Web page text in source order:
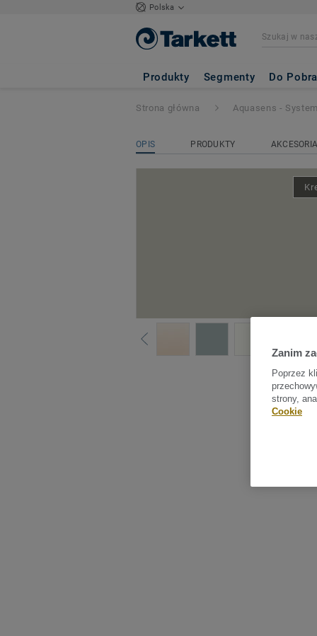
Polska
Produkty Segmenty Do
Aquarelle Wall
Strona główna Aquasens -
OPIS PRODUKTY AKCESORIA
Zanim
Poprzez
strony,
Cookie